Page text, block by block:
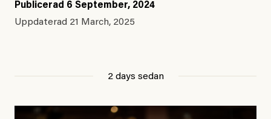
Publicerad 6 September, 2024
Uppdaterad 21 March, 2025
2 days sedan